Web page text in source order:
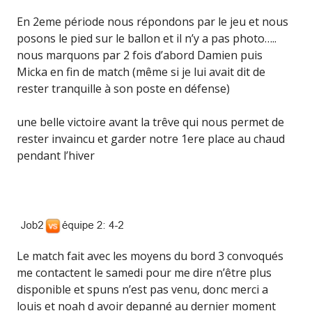
En 2eme période nous répondons par le jeu et nous
posons le pied sur le ballon et il n’y a pas photo…..
nous marquons par 2 fois d’abord Damien puis
Micka en fin de match (même si je lui avait dit de
rester tranquille à son poste en défense)
une belle victoire avant la trêve qui nous permet de
rester invaincu et garder notre 1ere place au chaud
pendant l’hiver
Le match fait avec les moyens du bord 3 convoqués
me contactent le samedi pour me dire n’être plus
disponible et spuns n’est pas venu, donc merci a
louis et noah d avoir depanné au dernier moment